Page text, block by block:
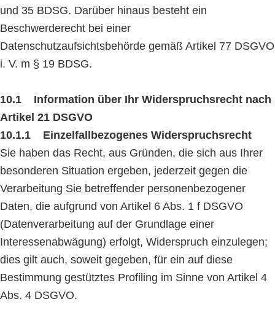
und 35 BDSG. Darüber hinaus besteht ein
Beschwerderecht bei einer
Datenschutzaufsichtsbehörde gemäß Artikel 77 DSGVO
i. V. m § 19 BDSG.
10.1 Information über Ihr Widerspruchsrecht nach
Artikel 21 DSGVO
10.1.1 Einzelfallbezogenes Widerspruchsrecht
Sie haben das Recht, aus Gründen, die sich aus Ihrer
besonderen Situation ergeben, jederzeit gegen die
Verarbeitung Sie betreffender personenbezogener
Daten, die aufgrund von Artikel 6 Abs. 1 f DSGVO
(Datenverarbeitung auf der Grundlage einer
Interessenabwägung) erfolgt, Widerspruch einzulegen;
dies gilt auch, soweit gegeben, für ein auf diese
Bestimmung gestütztes Profiling im Sinne von Artikel 4
Abs. 4 DSGVO.